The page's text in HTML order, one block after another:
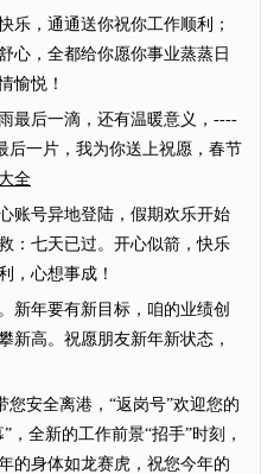
乐，通通送你祝你工作顺利；
心，全都给你愿你事业蒸蒸日
愉悦！
最后一滴，还有温暖意义，----
后一片，我为你送上祝愿，春节
全
账号异地登陆，假期欢乐开始
：七天已过。开心似箭，快乐
，心想事成！
新年要有新目标，咱的业绩创
新高。祝愿朋友新年新状态，
您安全离港，“返岗号”欢迎您的
，全新的工作前景“招手”时刻，
的身体如龙赛虎，祝您今年的